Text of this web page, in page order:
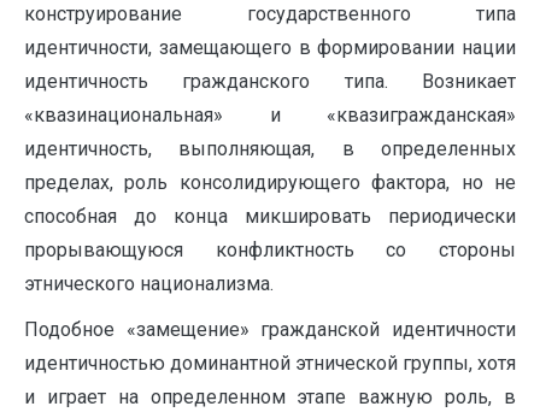
конструирование государственного типа
идентичности, замещающего в формировании нации
идентичность гражданского типа. Возникает
«квазинациональная» и «квазигражданская»
идентичность, выполняющая, в определенных
пределах, роль консолидирующего фактора, но не
способная до конца микшировать периодически
прорывающуюся конфликтность со стороны
этнического национализма.
Подобное «замещение» гражданской идентичности
идентичностью доминантной этнической группы, хотя
и играет на определенном этапе важную роль, в